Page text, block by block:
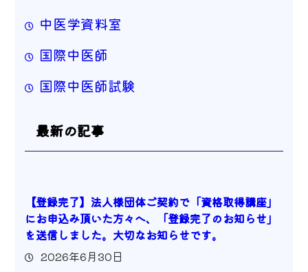
中医学資料室
国際中医師
国際中医師試験
最新の記事
【登録完了】法人様団体ご契約で「資格取得講座」
にお申込み頂いた方々へ、「登録完了のお知らせ」
を送信しました。大切なお知らせです。
2026年6月30日